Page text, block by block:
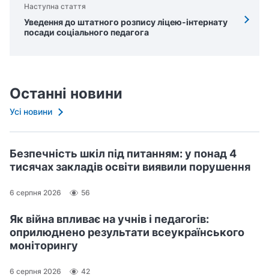
Наступна стаття
Уведення до штатного розпису ліцею-­інтернату
посади соціального педагога
Останні новини
Усі новини
Безпечність шкіл під питанням: у понад 4
тисячах закладів освіти виявили порушення
6 серпня 2026 56
Як війна впливає на учнів і педагогів:
оприлюднено результати всеукраїнського
моніторингу
6 серпня 2026 42